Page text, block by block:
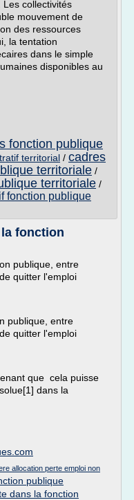
collectivités
mouvement de
des ressources
la tentation
dans le simple
disponibles au
fonction publique
territorial / cadres
territoriale /
territoriale /
fonction publique
fonction
publique, entre
quitter l'emploi
publique, entre
quitter l'emploi
que cela puisse
dans la
allocation perte emploi non
publique
dans la fonction